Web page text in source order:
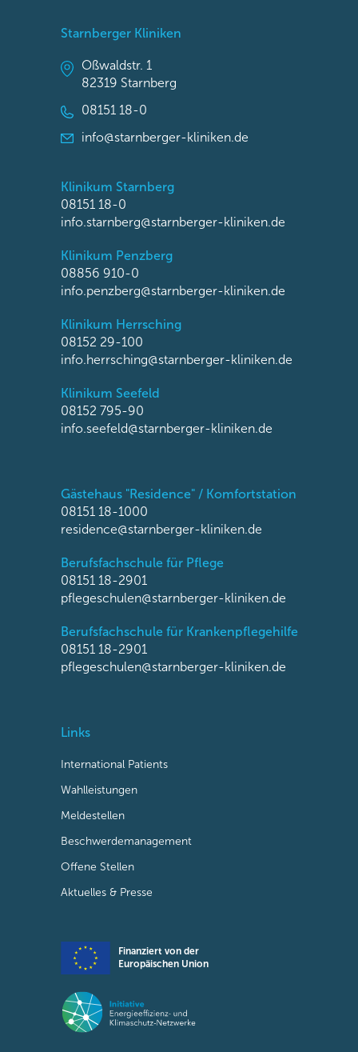
Starnberger Kliniken
Oßwaldstr. 1
82319 Starnberg
08151 18-0
info@starnberger-kliniken.de
Klinikum Starnberg
08151 18-0
info.starnberg@starnberger-kliniken.de
Klinikum Penzberg
08856 910-0
info.penzberg@starnberger-kliniken.de
Klinikum Herrsching
08152 29-100
info.herrsching@starnberger-kliniken.de
Klinikum Seefeld
08152 795-90
info.seefeld@starnberger-kliniken.de
Gästehaus "Residence" / Komfortstation
08151 18-1000
residence@starnberger-kliniken.de
Berufsfachschule für Pflege
08151 18-2901
pflegeschulen@starnberger-kliniken.de
Berufsfachschule für Krankenpflegehilfe
08151 18-2901
pflegeschulen@starnberger-kliniken.de
Links
International Patients
Wahlleistungen
Meldestellen
Beschwerdemanagement
Offene Stellen
Aktuelles & Presse
Finanziert von der
Europäischen Union